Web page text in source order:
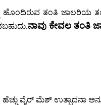
ತಂತಿ ಜಾಲರಿಯ
ನಾವು ಕೇವಲ ತಂತಿ
ಹೆಚ್ಚು ವೈರ್ ಮೆಶ್ ಉತ್ಪಾದನಾ